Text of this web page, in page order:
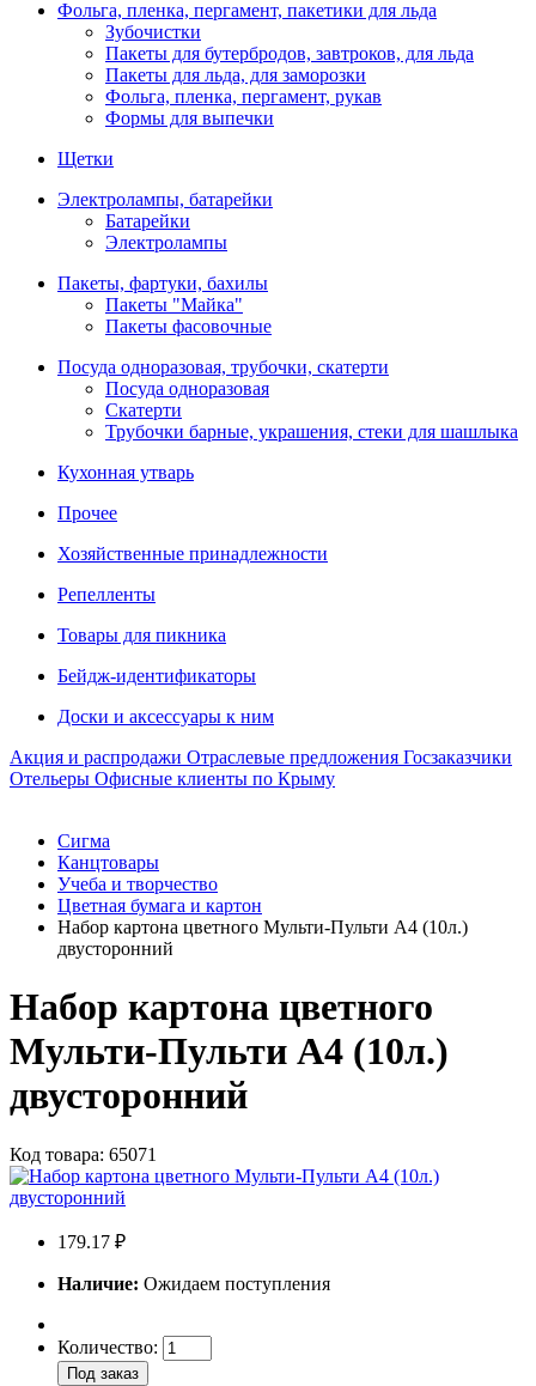
Фольга, пленка, пергамент, пакетики для льда
Зубочистки
Пакеты для бутербродов, завтроков, для льда
Пакеты для льда, для заморозки
Фольга, пленка, пергамент, рукав
Формы для выпечки
Щетки
Электролампы, батарейки
Батарейки
Электролампы
Пакеты, фартуки, бахилы
Пакеты "Майка"
Пакеты фасовочные
Посуда одноразовая, трубочки, скатерти
Посуда одноразовая
Скатерти
Трубочки барные, украшения, стеки для шашлыка
Кухонная утварь
Прочее
Хозяйственные принадлежности
Репелленты
Товары для пикника
Бейдж-идентификаторы
Доски и аксессуары к ним
Акция и распродажи Отраслевые предложения Госзаказчики
Отельеры Офисные клиенты по Крыму
Сигма
Канцтовары
Учеба и творчество
Цветная бумага и картон
Набор картона цветного Мульти-Пульти A4 (10л.)
двусторонний
Набор картона цветного
Мульти-Пульти A4 (10л.)
двусторонний
Код товара: 65071
179.17 ₽
Наличие: Ожидаем поступления
Количество:
Под заказ